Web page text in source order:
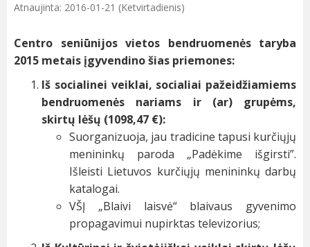
Atnaujinta: 2016-01-21 (Ketvirtadienis)
Centro seniūnijos vietos bendruomenės taryba
2015 metais įgyvendino šias priemones:
Iš socialinei veiklai, socialiai pažeidžiamiems
bendruomenės nariams ir (ar) grupėms,
skirtų lėšų (1098,47 €):
Suorganizuoja, jau tradicine tapusi kurčiųjų
menininkų paroda „Padėkime išgirsti”.
Išleisti Lietuvos kurčiųjų menininkų darbų
katalogai.
VŠĮ „Blaivi laisvė“ blaivaus gyvenimo
propagavimui nupirktas televizorius;